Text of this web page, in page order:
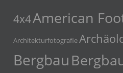
4x4American
Architekturfotografie
Bergbau